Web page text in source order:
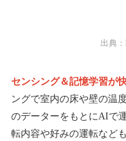
出典：
センシング＆記憶学習が
ングで室内の床や壁の温
のデーターをもとにAIで
転内容や好みの運転など